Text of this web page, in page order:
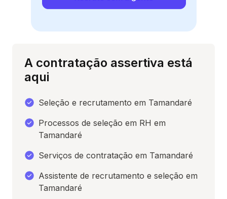
A contratação assertiva está
aqui
Seleção e recrutamento em Tamandaré
Processos de seleção em RH em
Tamandaré
Serviços de contratação em Tamandaré
Assistente de recrutamento e seleção em
Tamandaré